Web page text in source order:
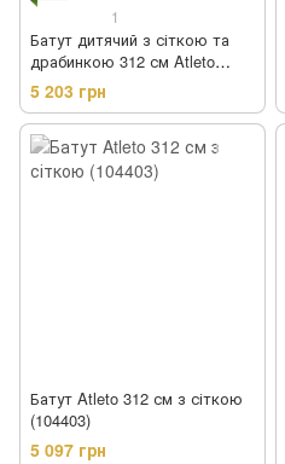
1
Батут дитячий з сіткою та
драбинкою 312 см Atleto
зелений (42400473)
5 203 грн
Батут Atleto 312 см з сіткою
(104403)
5 097 грн